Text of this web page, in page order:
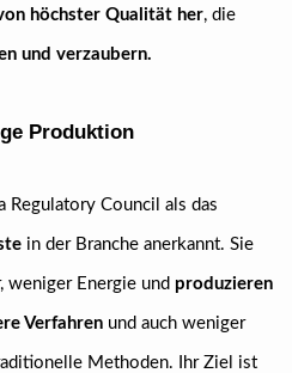
höchster Qualität her, die
und verzaubern.
Produktion
Regulatory Council als das
in der Branche anerkannt. Sie
weniger Energie und produzieren
Verfahren und auch weniger
Methoden. Ihr Ziel ist